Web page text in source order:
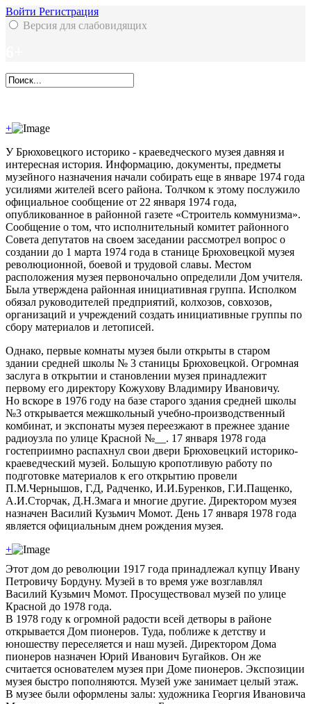
Войти Регистрация
Версия для слабовидящих
+
У Брюховецкого историко - краеведческого музея давняя и
интересная история. Информацию, документы, предметы
музейного назначения начали собирать еще в январе 1974 года
усилиями жителей всего района. Толчком к этому послужило
официальное сообщение от 22 января 1974 года,
опубликованное в районной газете «Строитель коммунизма».
Сообщение о том, что исполнительный комитет районного
Совета депутатов на своем заседании рассмотрел вопрос о
создании до 1 марта 1974 года в станице Брюховецкой музея
революционной, боевой и трудовой славы. Местом
расположения музея первоночально определили Дом учителя.
Была утверждена районная инициативная группа. Исполком
обязал руководителей предприятий, колхозов, совхозов,
организаций и учреждений создать инициативные группы по
сбору материалов и летописей.
Однако, первые комнаты музея были открыты в старом
здании средней школы № 3 станицы Брюховецкой. Огромная
заслуга в открытии и становлении музея принадлежит
первому его директору Кожухову Владимиру Ивановичу.
Но вскоре в 1976 году на базе старого здания средней школы
№3 открывается межшкольный учебно-производственный
комбинат, и экспонаты музея переезжают в прежнее здание
радиоузла по улице Красной №__. 17 января 1978 года
гостеприимно распахнул свои двери Брюховецкий историко-
краеведческий музей. Большую кропотливую работу по
подготовке материалов к его открытию провели
П.М.Чернышов, Г.Д, Радченко, И.И.Буренков, Г.И.Пащенко,
А.И.Сторчак, Д.Н.Змага и многие другие. Директором музея
назначен Василий Кузьмич Момот. День 17 января 1978 года
является официальным днем рождения музея.
+
Этот дом до революции 1917 года принадлежал купцу Ивану
Петровичу Бордуну. Музей в то время уже возглавлял
Василий Кузьмич Момот. Просуществовал музей по улице
Красной до 1978 года.
В 1978 году к огромной радости всей детворы в районе
открывается Дом пионеров. Туда, поближе к детству и
юношеству переселяется и наш музей. Директором Дома
пионеров назначен Юрий Иванович Бугайков. Он же
считается основателем музея при Доме пионеров. Экспозиции
музея быстро пополняются. Музей уже занимает целый этаж.
В музее были оформлены залы: художника Георгия Ивановича